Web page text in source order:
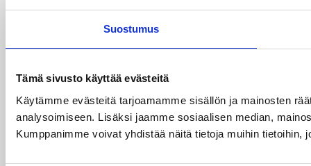
Suostumus
Tämä sivusto käyttää evästeitä
Käytämme evästeitä tarjoamamme sisällön ja mainosten
analysoimiseen. Lisäksi jaamme sosiaalisen median,
Kumppanimme voivat yhdistää näitä tietoja muihin tietoihin,